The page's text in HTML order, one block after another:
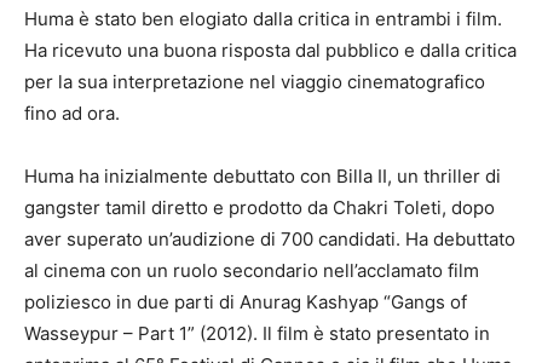
Huma è stato ben elogiato dalla critica in entrambi i film.
Ha ricevuto una buona risposta dal pubblico e dalla critica
per la sua interpretazione nel viaggio cinematografico
fino ad ora.
Huma ha inizialmente debuttato con Billa II, un thriller di
gangster tamil diretto e prodotto da Chakri Toleti, dopo
aver superato un’audizione di 700 candidati. Ha debuttato
al cinema con un ruolo secondario nell’acclamato film
poliziesco in due parti di Anurag Kashyap “Gangs of
Wasseypur – Part 1” (2012). Il film è stato presentato in